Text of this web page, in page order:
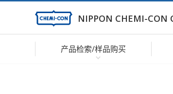
NIPPON CHEMI-CON
产品检索/样品购买